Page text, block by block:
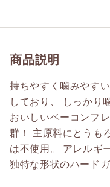
商品説明
持ちやすく噛みやす
しており、 しっかり
おいしいベーコンフ
群！ 主原料にとうも
は不使用。 アレルギ
独特な形状のハードガ